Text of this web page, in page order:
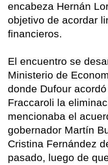
encabeza Hernán
objetivo de acordar
financieros.
El encuentro se
Ministerio de
donde Dufour
Fraccaroli la
mencionaba el
gobernador Martín
Cristina Fernández
pasado, luego de